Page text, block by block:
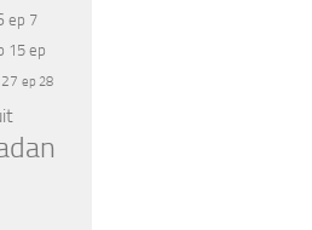
ep 7
15ep
ep 28